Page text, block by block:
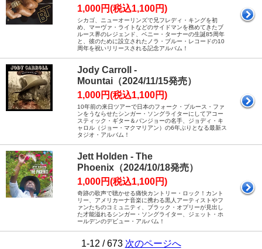
1,000円(税込1,100円)
シカゴ、ニューオーリンズで兄フレディ・キングを初
め、マーヴァ・ライトなどのサイドマンを務めてきたブ
ルース界のレジェンド、ベニー・ターナーの生誕85周年
と、彼のために設立されたノラ・ブルー・レコードの10
周年を祝いリリースされる記念アルバム！
Jody Carroll -
Mountai（2024/11/15発売）
1,000円(税込1,100円)
10年前の来日ツアーで日本のフォーク・ブルース・ファ
ンをうならせたシンガー・ソングライターにしてアコー
スティック・ギター＆バンジョーの名手、ジョディ・キ
ャロル（ジョー・マクマリアン）の6年ぶりとなる最新ス
タジオ・アルバム！
Jett Holden - The
Phoenix（2024/10/18発売）
1,000円(税込1,100円)
奇跡の歌声で聴かせる痛快カントリー・ロック！カント
リー、アメリカーナ音楽に携わる黒人アーティストやフ
ァンたちのコミュニティ、ブラック・オプリーが見出し
た才能溢れるシンガー・ソングライター、ジェット・ホ
ールデンのデビュー・アルバム！
1-12 / 673 次のページへ